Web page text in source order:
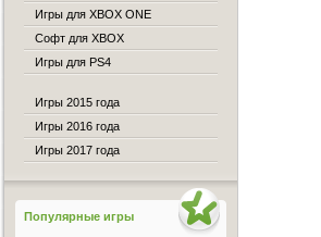
Игры для XBOX ONE
Софт для XBOX
Игры для PS4
Игры 2015 года
Игры 2016 года
Игры 2017 года
Популярные игры